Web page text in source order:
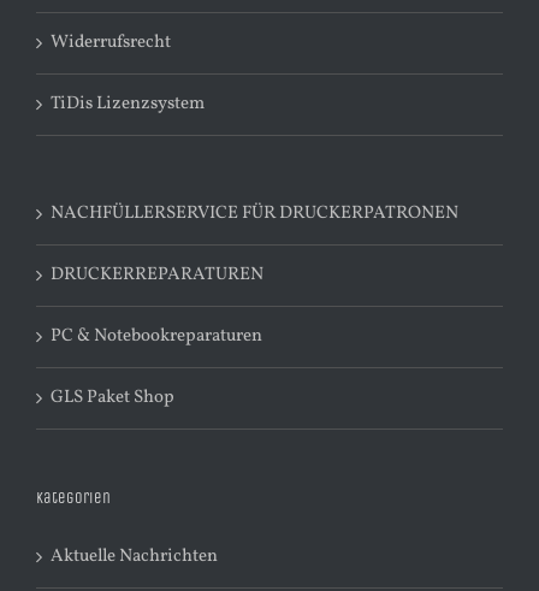
Widerrufsrecht
TiDis Lizenzsystem
NACHFÜLLERSERVICE FÜR DRUCKERPATRONEN
DRUCKERREPARATUREN
PC & Notebookreparaturen
GLS Paket Shop
Kategorien
Aktuelle Nachrichten